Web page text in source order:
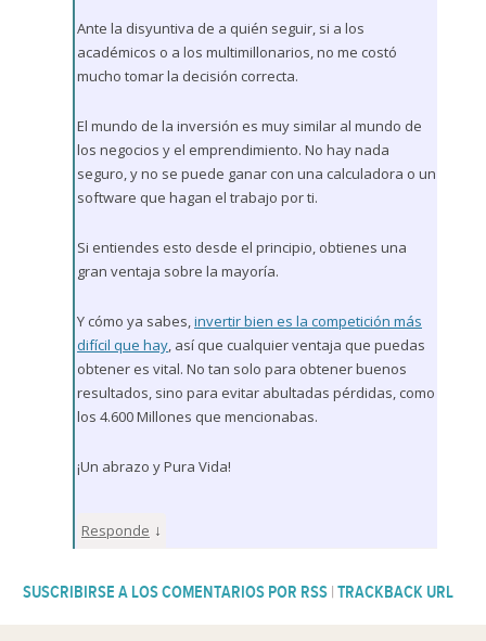
Ante la disyuntiva de a quién seguir, si a los
académicos o a los multimillonarios, no me costó
mucho tomar la decisión correcta.
El mundo de la inversión es muy similar al mundo de
los negocios y el emprendimiento. No hay nada
seguro, y no se puede ganar con una calculadora o un
software que hagan el trabajo por ti.
Si entiendes esto desde el principio, obtienes una
gran ventaja sobre la mayoría.
Y cómo ya sabes,invertir bien es la competición más
difícil que hay, así que cualquier ventaja que puedas
obtener es vital. No tan solo para obtener buenos
resultados, sino para evitar abultadas pérdidas, como
los 4.600 Millones que mencionabas.
¡Un abrazo y Pura Vida!
Responde ↓
SUSCRIBIRSE A LOS COMENTARIOS POR RSS | TRACKBACK URL